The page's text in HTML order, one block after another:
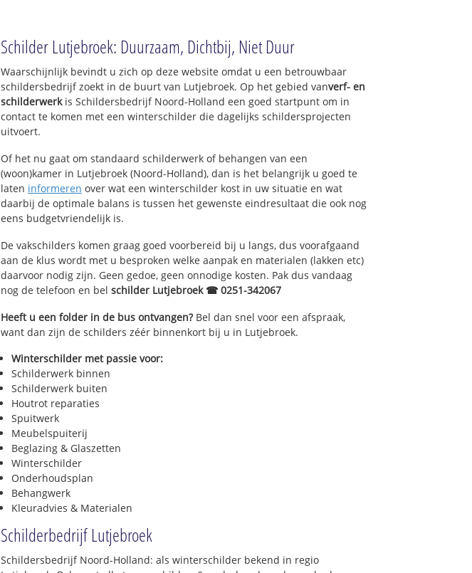
Schilder Lutjebroek: Duurzaam, Dichtbij, Niet Duur
Waarschijnlijk bevindt u zich op deze website omdat u een betrouwbaar
schildersbedrijf zoekt in de buurt van Lutjebroek. Op het gebied vanverf- en
schilderwerkis Schildersbedrijf Noord-Holland een goed startpunt om in
contact te komen met een winterschilder die dagelijks schildersprojecten
uitvoert.
Of het nu gaat om standaard schilderwerk of behangen van een
(woon)kamer in Lutjebroek (Noord-Holland), dan is het belangrijk u goed te
laten informeren over wat een winterschilder kost in uw situatie en wat
daarbij de optimale balans is tussen het gewenste eindresultaat die ook nog
eens budgetvriendelijk is.
De vakschilders komen graag goed voorbereid bij u langs, dus voorafgaand
aan de klus wordt met u besproken welke aanpak en materialen (lakken etc)
daarvoor nodig zijn. Geen gedoe, geen onnodige kosten. Pak dus vandaag
nog de telefoon en bel schilder Lutjebroek ☎ 0251-342067
Heeft u een folder in de bus ontvangen?Bel dan snel voor een afspraak,
want dan zijn de schilders zéér binnenkort bij u in Lutjebroek.
Winterschilder met passie voor:
Schilderwerk binnen
Schilderwerk buiten
Houtrot reparaties
Spuitwerk
Meubelspuiterij
Beglazing & Glaszetten
Winterschilder
Onderhoudsplan
Behangwerk
Kleuradvies & Materialen
Schilderbedrijf Lutjebroek
Schildersbedrijf Noord-Holland: als winterschilder bekend in regio